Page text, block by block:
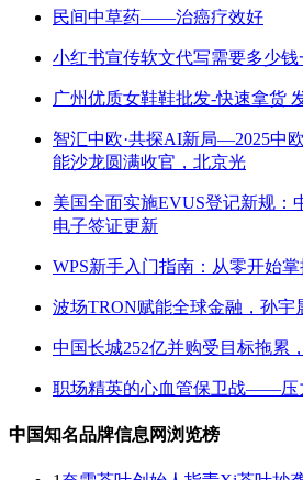
民间中草药——治癌疗效好
小红书宣传软文代写需要多少钱
广州优质女鞋鞋批发-快速拿货
智汇中欧·共探AI新局—2025中
能沙龙圆满收官，北京光
美国全面实施EVUS登记新规：
电子签证更新
WPS新手入门指南：从零开始
波场TRON赋能全球金融，孙宇
中国长城252亿并购受目标拖累
职场精英的心血管保卫战——压
中国知名品牌信息网浏览榜